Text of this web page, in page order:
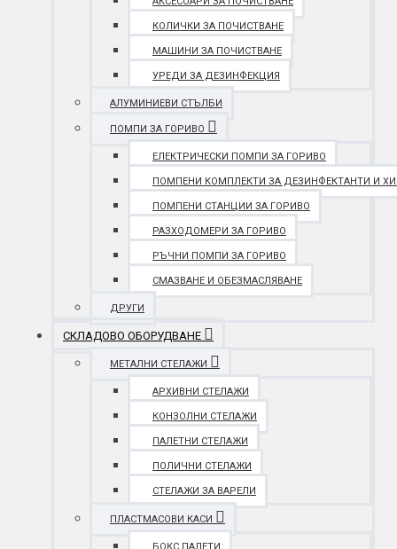
КОЛИЧКИ ЗА ПОЧИСТВАНЕ
МАШИНИ ЗА ПОЧИСТВАНЕ
УРЕДИ ЗА ДЕЗИНФЕКЦИЯ
АЛУМИНИЕВИ СТЪЛБИ
ПОМПИ ЗА ГОРИВО
ЕЛЕКТРИЧЕСКИ ПОМПИ ЗА ГОРИВО
ПОМПЕНИ КОМПЛЕКТИ ЗА ДЕЗИНФЕКТАНТИ И
ПОМПЕНИ СТАНЦИИ ЗА ГОРИВО
РАЗХОДОМЕРИ ЗА ГОРИВО
РЪЧНИ ПОМПИ ЗА ГОРИВО
СМАЗВАНЕ И ОБЕЗМАСЛЯВАНЕ
ДРУГИ
СКЛАДОВО ОБОРУДВАНЕ
МЕТАЛНИ СТЕЛАЖИ
АРХИВНИ СТЕЛАЖИ
КОНЗОЛНИ СТЕЛАЖИ
ПАЛЕТНИ СТЕЛАЖИ
ПОЛИЧНИ СТЕЛАЖИ
СТЕЛАЖИ ЗА ВАРЕЛИ
ПЛАСТМАСОВИ КАСИ